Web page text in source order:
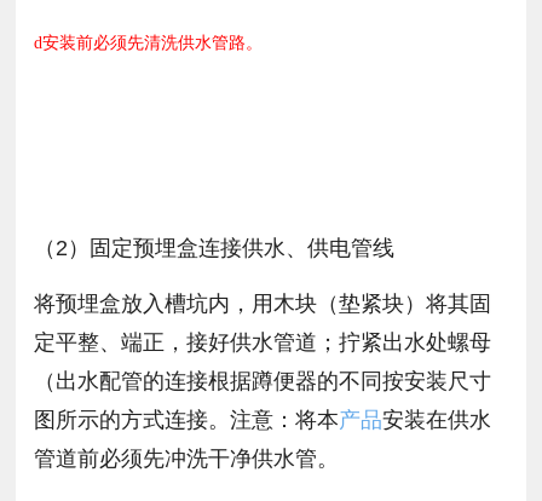
d安装前必须先清洗供水管路。
（2）固定预埋盒连接供水、供电管线
将预埋盒放入槽坑内，用木块（垫紧块）将其固
定平整、端正，接好供水管道；拧紧出水处螺母
（出水配管的连接根据蹲便器的不同按安装尺寸
图所示的方式连接。注意：将本产品安装在供水
管道前必须先冲洗干净供水管。